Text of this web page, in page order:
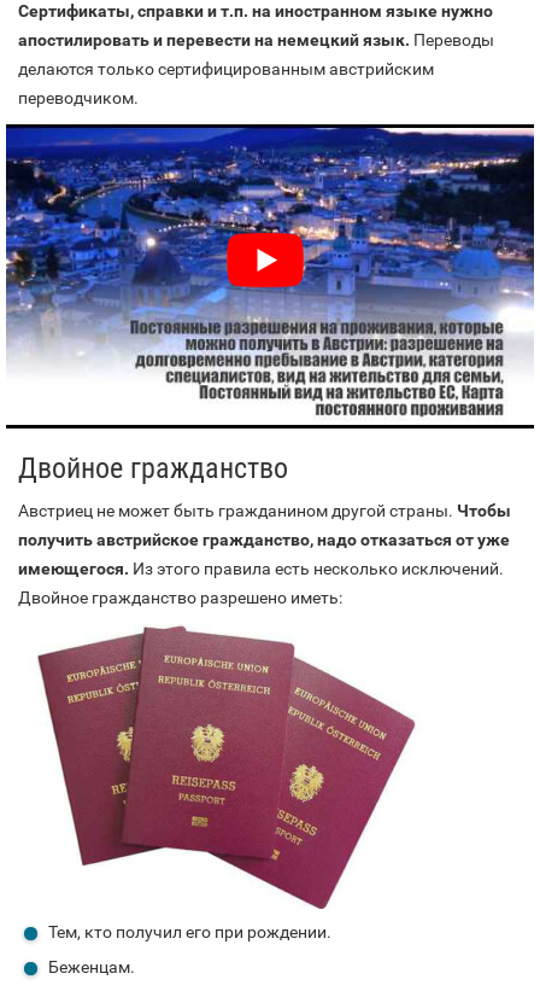
Сертификаты, справки и т.п. на иностранном языке нужно
апостилировать и перевести на немецкий язык. Переводы
делаются только сертифицированным австрийским
переводчиком.
Двойное гражданство
Австриец не может быть гражданином другой страны. Чтобы
получить австрийское гражданство, надо отказаться от уже
имеющегося. Из этого правила есть несколько исключений.
Двойное гражданство разрешено иметь:
Тем, кто получил его при рождении.
Беженцам.